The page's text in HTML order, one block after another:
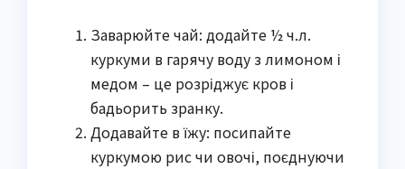
Заварюйте чай: додайте ½ ч.л.
куркуми в гарячу воду з лимоном і
медом – це розріджує кров і
бадьорить зранку.
Додавайте в їжу: посипайте
куркумою рис чи овочі, поєднуючи